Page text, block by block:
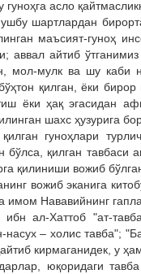
гуноҳга асло
шартлардан
маъсият-гуноҳ
аввал айтиб
мол-мулк ва шу каби
қилган, ёки
ёки ҳақ эгасидан
шахс ҳузурига
гуноҳлари
бўлса, қилган тавбаси
қилиниши вожиб
вожиб эканига
имом Нававийнинг
ал-Хаттоб "ат-
насух – холис тавба";
кирмаганидек, у
юқоридаги